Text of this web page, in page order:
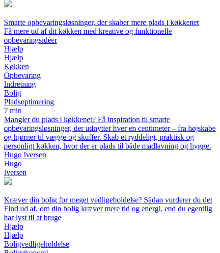
Smarte opbevaringsløsninger, der skaber mere plads i køkkenet
Få mere ud af dit køkken med kreative og funktionelle
opbevaringsidéer
Hjælp
Hjælp
Køkken
Opbevaring
Indretning
Bolig
Pladsoptimering
7 min
Mangler du plads i køkkenet? Få inspiration til smarte
opbevaringsløsninger, der udnytter hver en centimeter – fra højskabe
og hjørner til vægge og skuffer. Skab et ryddeligt, praktisk og
personligt køkken, hvor der er plads til både madlavning og hygge.
Hugo Iversen
Hugo
Iversen
Kræver din bolig for meget vedligeholdelse? Sådan vurderer du det
Find ud af, om din bolig kræver mere tid og energi, end du egentlig
har lyst til at bruge
Hjælp
Hjælp
Boligvedligeholdelse